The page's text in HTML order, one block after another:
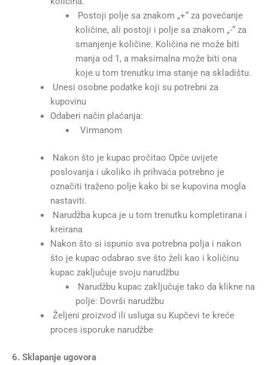
Postoji polje sa znakom „+“ za povećanje
količine, ali postoji i polje sa znakom „-“ za
smanjenje količine. Količina ne može biti
manja od 1, a maksimalna može biti ona
koje u tom trenutku ima stanje na skladištu.
Unesi osobne podatke koji su potrebni za
kupovinu
Odaberi način plaćanja:
Virmanom
Nakon što je kupac pročitao Opće uvijete
poslovanja i ukoliko ih prihvaća potrebno je
označiti traženo polje kako bi se kupovina mogla
nastaviti.
Narudžba kupca je u tom trenutku kompletirana i
kreirana
Nakon što si ispunio sva potrebna polja i nakon
što je kupac odabrao sve što želi kao i količinu
kupac zaključuje svoju narudžbu
Narudžbu kupac zaključuje tako da klikne na
polje: Dovrši narudžbu
Željeni proizvod ili usluga su Kupčevi te kreće
proces isporuke narudžbe
6. Sklapanje ugovora